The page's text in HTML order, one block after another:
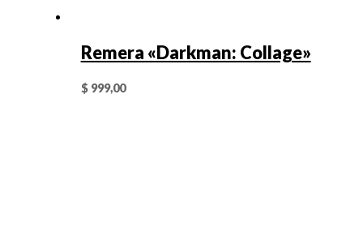
Remera «Darkman: Collage»
$999,00